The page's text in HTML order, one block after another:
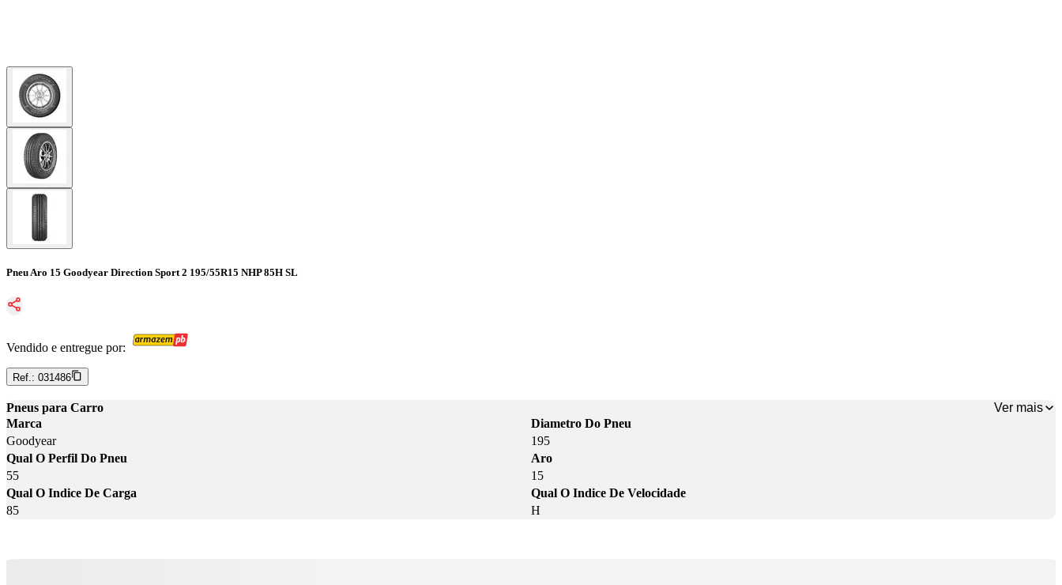
Pneu Aro 15 Goodyear Direction Sport 2 195/55R15 NHP 85H SL
Vendido e entregue por:
Ref.: 031486
Pneus para Carro
Ver mais
Marca
Goodyear
Diametro Do Pneu
195
Qual O Perfil Do Pneu
55
Aro
15
Qual O Indice De Carga
85
Qual O Indice De Velocidade
H